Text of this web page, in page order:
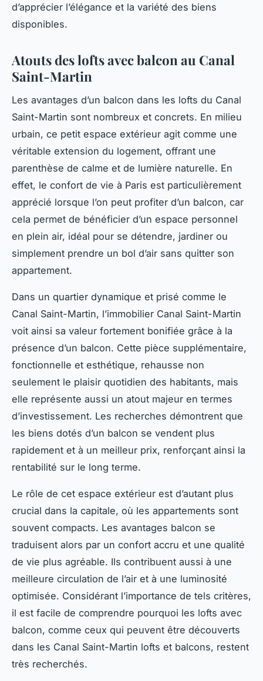
d’apprécier l’élégance et la variété des biens
disponibles.
Atouts des lofts avec balcon au Canal
Saint-Martin
Les avantages d’un balcon dans les lofts du Canal
Saint-Martin sont nombreux et concrets. En milieu
urbain, ce petit espace extérieur agit comme une
véritable extension du logement, offrant une
parenthèse de calme et de lumière naturelle. En
effet, le confort de vie à Paris est particulièrement
apprécié lorsque l’on peut profiter d’un balcon, car
cela permet de bénéficier d’un espace personnel
en plein air, idéal pour se détendre, jardiner ou
simplement prendre un bol d’air sans quitter son
appartement.
Dans un quartier dynamique et prisé comme le
Canal Saint-Martin, l’immobilier Canal Saint-Martin
voit ainsi sa valeur fortement bonifiée grâce à la
présence d’un balcon. Cette pièce supplémentaire,
fonctionnelle et esthétique, rehausse non
seulement le plaisir quotidien des habitants, mais
elle représente aussi un atout majeur en termes
d’investissement. Les recherches démontrent que
les biens dotés d’un balcon se vendent plus
rapidement et à un meilleur prix, renforçant ainsi la
rentabilité sur le long terme.
Le rôle de cet espace extérieur est d’autant plus
crucial dans la capitale, où les appartements sont
souvent compacts. Les avantages balcon se
traduisent alors par un confort accru et une qualité
de vie plus agréable. Ils contribuent aussi à une
meilleure circulation de l’air et à une luminosité
optimisée. Considérant l’importance de tels critères,
il est facile de comprendre pourquoi les lofts avec
balcon, comme ceux qui peuvent être découverts
dans les Canal Saint-Martin lofts et balcons, restent
très recherchés.